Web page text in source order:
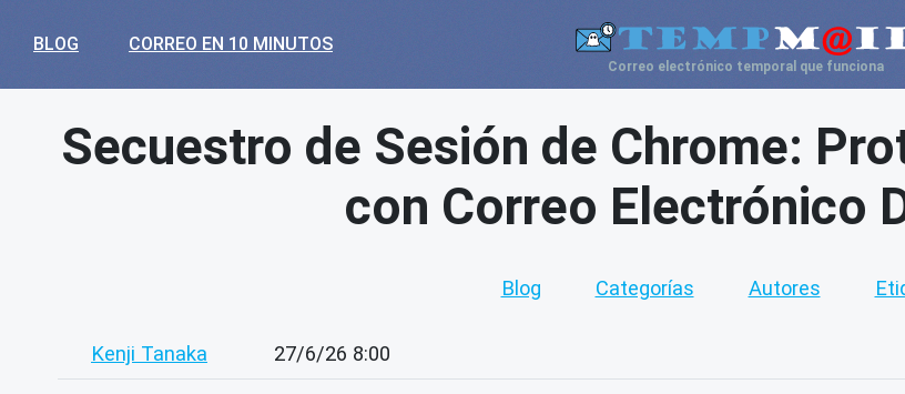
BLOG CORREO EN 10 MINUTOS
Correo electrónico temporal que funciona
Secuestro de Sesión de Chrome:
con Correo Electrónico
Blog Categorías Autores
Kenji Tanaka 27/6/26 8:00